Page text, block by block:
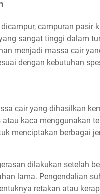
campuran pasir
sangat tinggi dalam
menjadi massa cair
dengan kebutuhan
cair yang dihasilkan
kaca menggunakan
menciptakan berbagai
dilakukan setelah
lama. Pengendalian
retakan atau